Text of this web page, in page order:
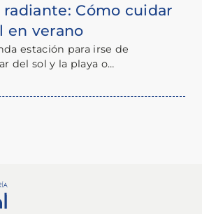
Cómo cuidar
en verano
estación para irse de
del sol y la playa o
a caminar o a ejercitarse,
que es un clima muy